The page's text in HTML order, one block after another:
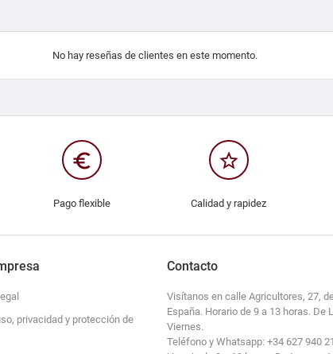
No hay reseñas de clientes en este momento.
euro_symbol
Pago flexible
star_border
Calidad y rapidez
privacidad y protección de
Contacto
Visítanos en calle Agricultores, 27,
España. Horario de 9 a 13 horas. De
Viernes.
Teléfono y Whatsapp: +34 627 940